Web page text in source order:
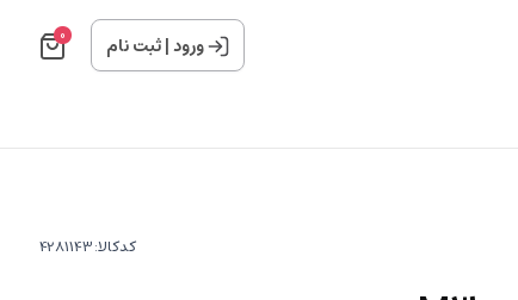
ورود|ثبت نام 0
کدکالا: